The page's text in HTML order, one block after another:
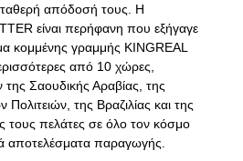
απόδοσή τους. Η
είναι περήφανη που εξήγαγε
κομμένης γραμμής KINGREAL
από 10 χώρες,
Σαουδικής Αραβίας, της
της Βραζιλίας και της
τους πελάτες σε όλο τον κόσμο
αποτελέσματα παραγωγής.